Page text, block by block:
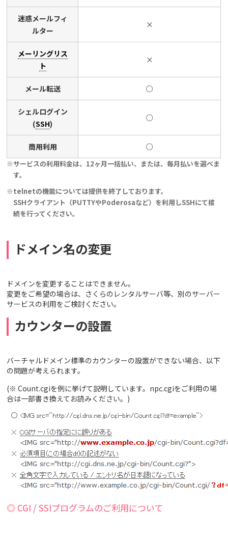
迷惑メールフィ
ルター
×
メーリングリス
ト
×
メール転送 ○
シェルログイン
(SSH)
○
商用利用 ○
※サービスの利用料金は、12ヶ月一括払い、または、毎月払いを選べま
す。
※telnetの機能については提供を終了しております。
SSHクライアント（PUTTYやPoderosaなど）を利用しSSHにて接
続を行ってください。
ドメイン名の変更
ドメインを変更することはできません。
変更をご希望の場合は、さくらのレンタルサーバ等、別のサーバー
サービスの利用をご検討ください。
カウンターの設置
バーチャルドメイン標準のカウンターの設置ができない場合、以下
の問題が考えられます。
(※ Count.cgiを例に挙げて説明しています。npc.cgiをご利用の場
合は一部書き換えてお読みください。)
◎ CGI / SSIプログラムのご利用について